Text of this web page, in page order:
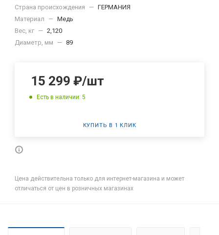
Страна происхождения
— ГЕРМАНИЯ
Материал
— Медь
Вес, кг — 2,120
Диаметр, мм
— 89
15 299 ₽/шт
Есть в наличии: 5
КУПИТЬ В 1 КЛИК
Цена действительна только для интернет-магазина и может
отличаться от цен в розничных магазинах